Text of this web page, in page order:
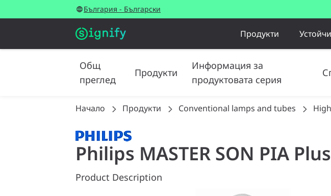
България - Български
Продукти
Общ
преглед
Продукти
Информация за
продуктовата серия
Начало Продукти Conventional lamps and tubes
Philips MASTER SON PIA Plus
Product Description